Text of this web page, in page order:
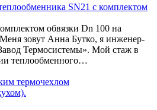
SN21 с комплектом
обвязки Dn 100 на
зовут Анна Бутко, я инженер-
Термосистемы». Мой стаж в
теплообменного…